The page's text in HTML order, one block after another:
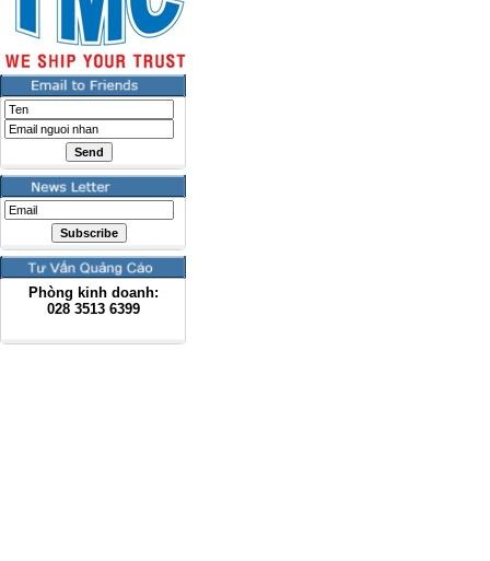
Phòng kinh doanh:
028 3513 6399